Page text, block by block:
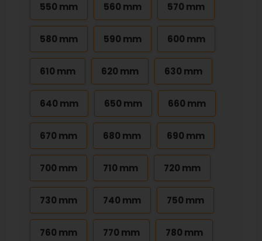
550 mm 560 mm 570 mm
580 mm 590 mm 600 mm
610 mm 620 mm 630 mm
640 mm 650 mm 660 mm
670 mm 680 mm 690 mm
700 mm 710 mm 720 mm
730 mm 740 mm 750 mm
760 mm 770 mm 780 mm